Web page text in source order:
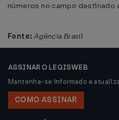
números no campo destinado
Fonte: Agência Brasil
ASSINAR O LEGISWEB
Mantenha-se informado e
COMO ASSINAR